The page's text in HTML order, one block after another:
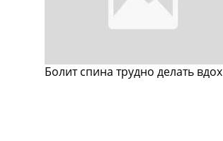
Болит спина трудно делать вдох